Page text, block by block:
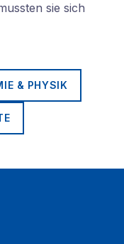
sie sich
& PHYSIK